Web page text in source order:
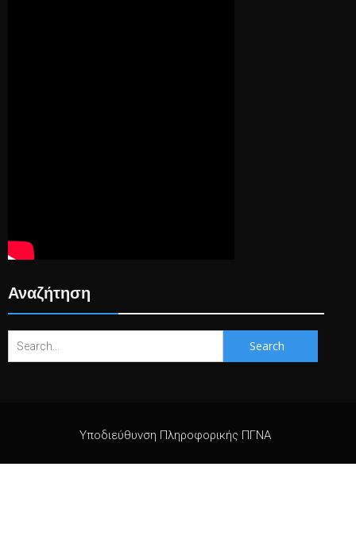
Αναζήτηση
for:
Υποδιεύθυνση Πληροφορικής ΠΓΝΑ